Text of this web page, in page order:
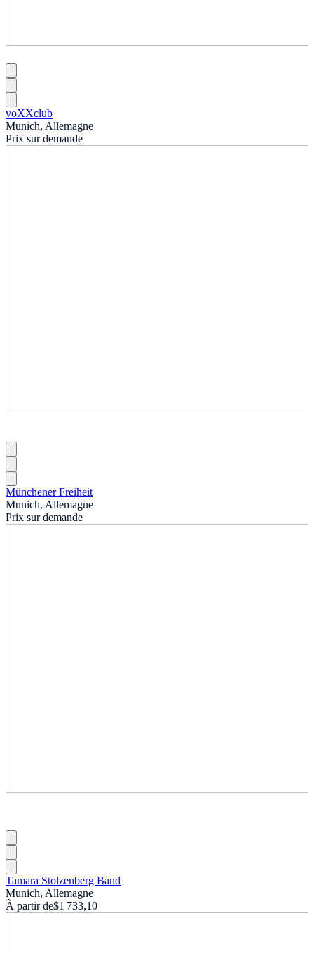
voXXclub
Munich, Allemagne
Prix sur demande
Münchener Freiheit
Munich, Allemagne
Prix sur demande
Tamara Stolzenberg Band
Munich, Allemagne
À partir de$1 733,10